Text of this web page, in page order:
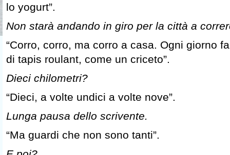
lo yogurt”.
Non starà andando in giro per la città a
“Corro, corro, ma corro a casa. Ogni giorno
di tapis roulant, come un criceto”.
Dieci chilometri?
“Dieci, a volte undici a volte nove”.
Lunga pausa dello scrivente.
“Ma guardi che non sono tanti”.